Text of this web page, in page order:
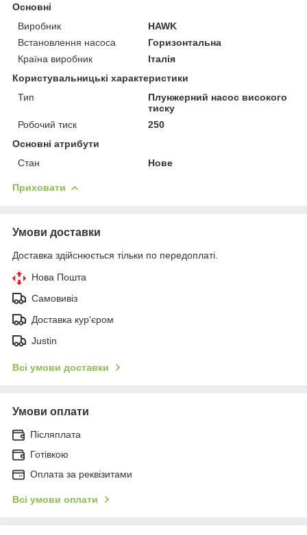
Основні
Виробник
HAWK
Встановлення насоса
Горизонтальна
Країна виробник
Італія
Користувальницькі характеристики
Тип
Плунжерний насос високого
тиску
Робочий тиск
250
Основні атрибути
Стан
Нове
Приховати
Умови доставки
Доставка здійснюється тільки по передоплаті.
Нова Пошта
Самовивіз
Доставка кур'єром
Justin
Всі умови доставки
Умови оплати
Післяплата
Готівкою
Оплата за реквізитами
Всі умови оплати